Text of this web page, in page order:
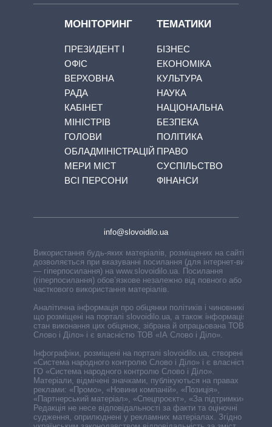
МОНІТОРИНГ
ПРЕЗИДЕНТ І
ОФІС
ВЕРХОВНА
РАДА
КАБІНЕТ
МІНІСТРІВ
ГОЛОВИ
ОБЛАДМІНІСТРАЦІЙ
МЕРИ МІСТ
ВСІ ПЕРСОНИ
ТЕМАТИКИ
БІЗНЕС
ЕКОНОМІКА
КУЛЬТУРА
НАУКА
НАЦІОНАЛЬНА
БЕЗПЕКА
ПОЛІТИКА
ПРАВО
СУСПІЛЬСТВО
ФІНАНСИ
info@slovoidilo.ua
Використання будь-яких матеріалів, розміщених на сайті,
дозволяється при вказуванні посилання (для інтернет-видань
— гіперпосилання) на www.slovoidilo.ua. Посилання
(гіперпосилання) обов’язкове незалежно від повного або
часткового використання матеріалів.
Аналітична інформація про обіцянки політиків і чиновників,
що розміщені на порталі slovoidilo.ua, а також інформація про
стан виконання цих обіцянок, зібрана й опрацьована ТОВ «ІА
Слово і Діло» і є власністю ТОВ «ІА Слово і Діло».
Інфографіки, розміщені на порталі slovoidilo.ua, створені ГО
«Система народного контролю Слово і Діло» і є власністю
ГО «Система народного контролю Слово і Діло».
Матеріали, відмічені значками, публікуються на правах
реклами: «Промо», «Новини компаній», «Позиція»,
«Партнерський матеріал», «Спецпроєкт», «За підтримки».
Редакція не несе відповідальності за факти та оціночні
судження, оприлюднені у рекламних матеріалах. Згідно з